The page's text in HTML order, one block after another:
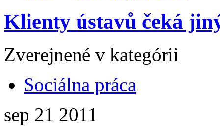
Klienty ústavů čeká
Zverejnené v kategórii
Sociálna práca
sep 21 2011